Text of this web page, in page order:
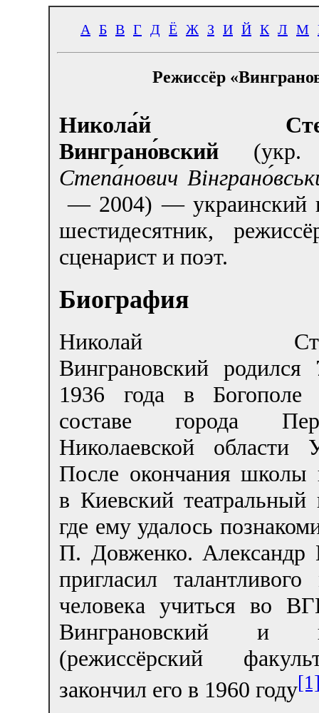
А Б В Г Д Ё Ж З И Й К Л М
Режиссёр
Никола́й
Винграно́вский
Степа́нович
— 2004) — украинский
шестидесятник,
сценарист и поэт.
Биография
Николай
Винграновский родился
1936 года в
составе города
Николаевской области
После окончания школы
в Киевский театральный
где ему удалось
П. Довженко. Александр
пригласил талантливого
человека учиться во
Винграновский и
(режиссёрский
закончил его в 1960 году